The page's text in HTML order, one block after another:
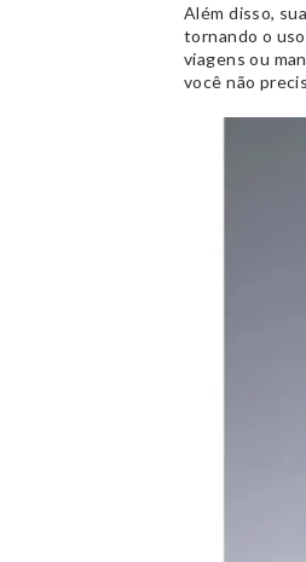
Além disso,
tornando o
viagens ou
você não